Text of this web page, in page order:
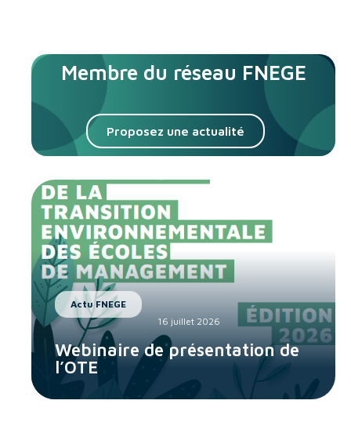
Membre du réseau FNEGE
Proposez une actualité
Actu FNEGE
16 juillet 2026
Webinaire de présentation de
l’OTE